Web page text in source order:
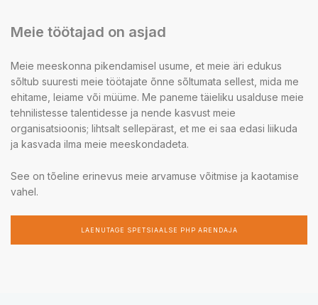
Meie töötajad on asjad
Meie meeskonna pikendamisel usume, et meie äri edukus
sõltub suuresti meie töötajate õnne sõltumata sellest, mida me
ehitame, leiame või müüme. Me paneme täieliku usalduse meie
tehnilistesse talentidesse ja nende kasvust meie
organisatsioonis; lihtsalt sellepärast, et me ei saa edasi liikuda
ja kasvada ilma meie meeskondadeta.
See on tõeline erinevus meie arvamuse võitmise ja kaotamise
vahel.
LAENUTAGE SPETSIAALSE PHP ARENDAJA